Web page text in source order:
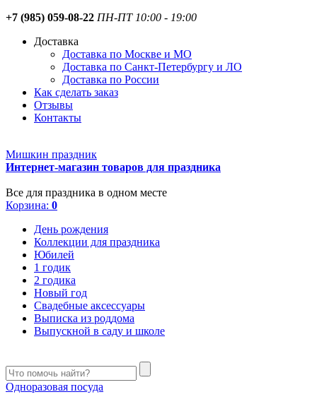
+7 (985) 059-08-22 ПН-ПТ 10:00 - 19:00
Доставка
Доставка по Москве и МО
Доставка по Санкт-Петербургу и ЛО
Доставка по России
Как сделать заказ
Отзывы
Контакты
Мишкин праздник
Интернет-магазин товаров для праздника
Все для праздника в одном месте
Корзина: 0
День рождения
Коллекции для праздника
Юбилей
1 годик
2 годика
Новый год
Свадебные аксессуары
Выписка из роддома
Выпускной в саду и школе
Одноразовая посуда